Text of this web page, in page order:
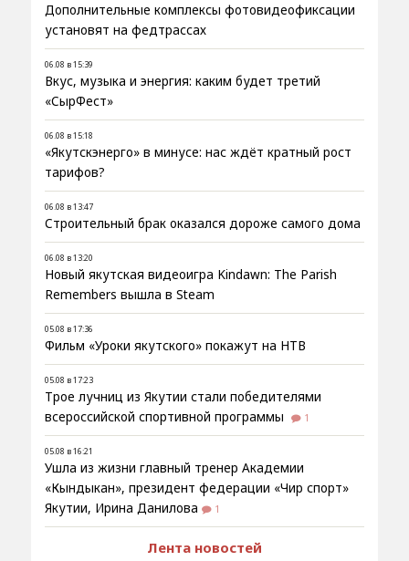
Дополнительные комплексы фотовидеофиксации
установят на федтрассах
06.08 в 15:39
Вкус, музыка и энергия: каким будет третий
«СырФест»
06.08 в 15:18
«Якутскэнерго» в минусе: нас ждёт кратный рост
тарифов?
06.08 в 13:47
Строительный брак оказался дороже самого дома
06.08 в 13:20
Новый якутская видеоигра Kindawn: The Parish
Remembers вышла в Steam
05.08 в 17:36
Фильм «Уроки якутского» покажут на НТВ
05.08 в 17:23
Трое лучниц из Якутии стали победителями
всероссийской спортивной программы
1
05.08 в 16:21
Ушла из жизни главный тренер Академии
«Кындыкан», президент федерации «Чир спорт»
Якутии, Ирина Данилова
1
Лента новостей